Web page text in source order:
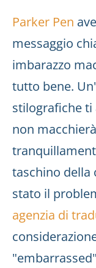
Parker Pen
messaggio
imbarazzo
tutto bene.
stilografiche
non
taschino della
stato il
agenzia di